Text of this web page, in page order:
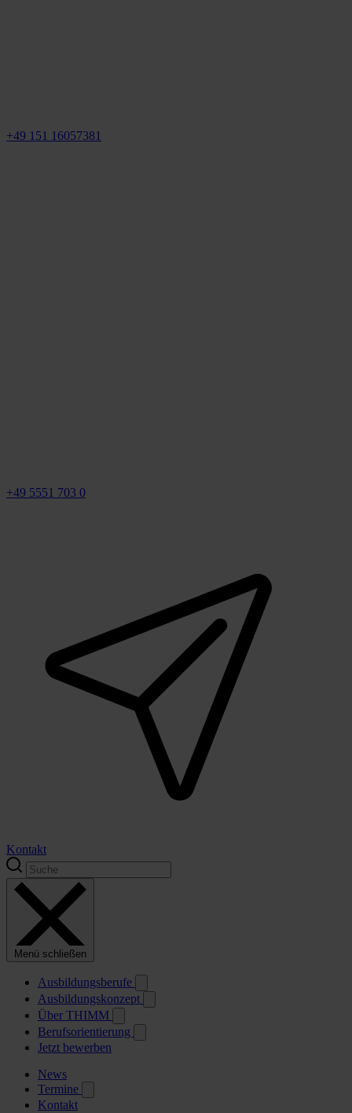
+49 151 16057381
+49 5551 703 0
Kontakt
Menü schließen
Ausbildungsberufe
Ausbildungskonzept
Über THIMM
Berufsorientierung
Jetzt bewerben
News
Termine
Kontakt